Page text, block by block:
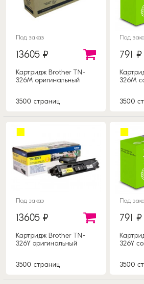
Под заказ
13605 ₽
Картридж Brother TN-
326M оригинальный
3500 страниц
Под
791 ₽
326M
3500
Под заказ
13605 ₽
Картридж Brother TN-
326Y оригинальный
3500 страниц
Под
791 ₽
326Y
3500